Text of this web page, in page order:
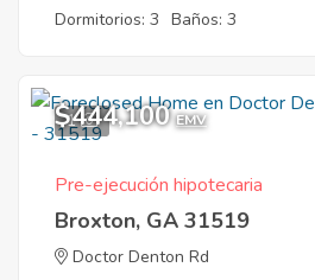
Dormitorios: 3 Baños: 3
1
$444,100 EMV
Pre-ejecución hipotecaria
Broxton, GA 31519
Doctor Denton Rd